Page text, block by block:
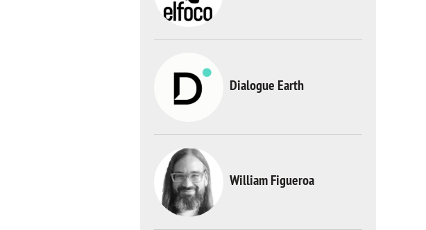
Dialogue Earth
William Figueroa